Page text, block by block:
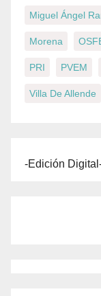
Miguel Ángel
Morena
PRI PVEM
Villa De Allende
-Edición